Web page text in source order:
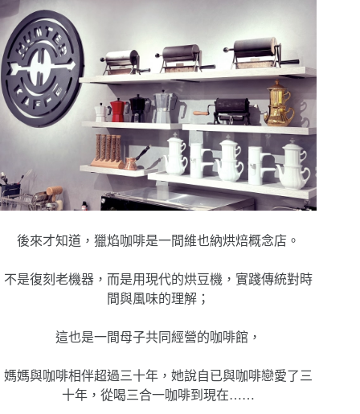
後來才知道，獵焰咖啡是一間維也納烘焙概念店。
不是復刻老機器，而是用現代的烘豆機，實踐傳統對時
間與風味的理解；
這也是一間母子共同經營的咖啡館，
媽媽與咖啡相伴超過三十年，她說自已與咖啡戀愛了三
十年，從喝三合一咖啡到現在……